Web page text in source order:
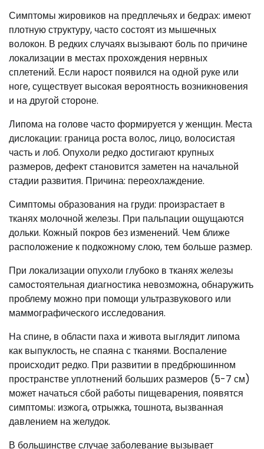
Симптомы жировиков на предплечьях и бедрах: имеют
плотную структуру, часто состоят из мышечных
волокон. В редких случаях вызывают боль по причине
локализации в местах прохождения нервных
сплетений. Если нарост появился на одной руке или
ноге, существует высокая вероятность возникновения
и на другой стороне.
Липома на голове часто формируется у женщин. Места
дислокации: граница роста волос, лицо, волосистая
часть и лоб. Опухоли редко достигают крупных
размеров, дефект становится заметен на начальной
стадии развития. Причина: переохлаждение.
Симптомы образования на груди: произрастает в
тканях молочной железы. При пальпации ощущаются
дольки. Кожный покров без изменений. Чем ближе
расположение к подкожному слою, тем больше размер.
При локализации опухоли глубоко в тканях железы
самостоятельная диагностика невозможна, обнаружить
проблему можно при помощи ультразвукового или
маммографического исследования.
На спине, в области паха и живота выглядит липома
как выпуклость, не спаяна с тканями. Воспаление
происходит редко. При развитии в предбрюшинном
пространстве уплотнений больших размеров (5-7 см)
может начаться сбой работы пищеварения, появятся
симптомы: изжога, отрыжка, тошнота, вызванная
давлением на желудок.
В большинстве случае заболевание вызывает